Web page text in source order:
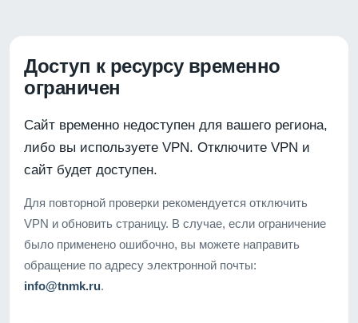
Доступ к ресурсу временно
ограничен
Сайт временно недоступен для вашего региона,
либо вы используете VPN. Отключите VPN и
сайт будет доступен.
Для повторной проверки рекомендуется отключить
VPN и обновить страницу. В случае, если ограничение
было применено ошибочно, вы можете направить
обращение по адресу электронной почты:
info@tnmk.ru.